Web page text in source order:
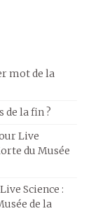
mot de la
de la fin ?
Live
du Musée
Science :
de la